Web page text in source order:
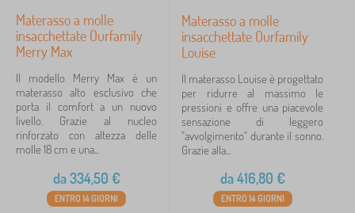
Materasso a molle
insacchettate Ourfamily
Merry Max
Il modello Merry Max è un
materasso alto esclusivo che
porta il comfort a un nuovo
livello. Grazie al nucleo
rinforzato con altezza delle
molle 18 cm e una...
da334,50 €
ENTRO 14 GIORNI
Materasso a molle
insacchettate Ourfamily
Louise
Il materasso Louise è progettato
per ridurre al massimo le
pressioni e offre una piacevole
sensazione di leggero
"avvolgimento" durante il sonno.
Grazie alla...
da416,80 €
ENTRO 14 GIORNI